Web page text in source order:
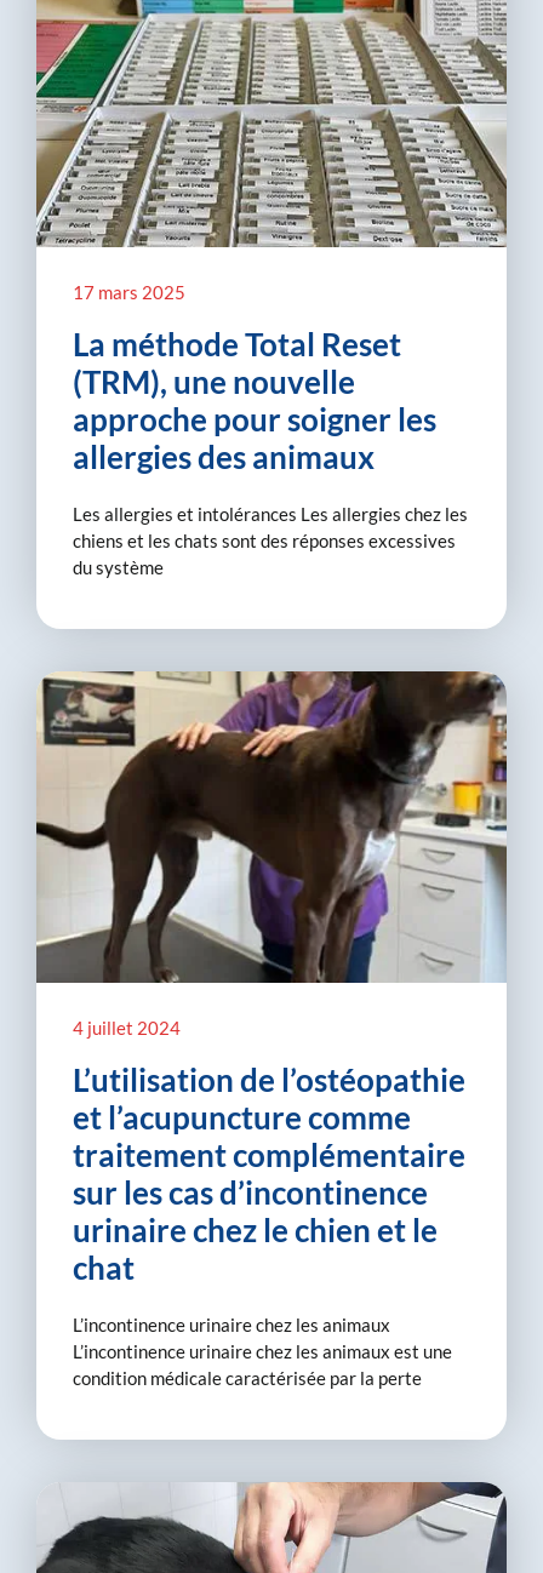
17 mars 2025
La méthode Total Reset
(TRM), une nouvelle
approche pour soigner les
allergies des animaux
Les allergies et intolérances Les allergies chez les
chiens et les chats sont des réponses excessives
du système
4 juillet 2024
L’utilisation de l’ostéopathie
et l’acupuncture comme
traitement complémentaire
sur les cas d’incontinence
urinaire chez le chien et le
chat
L’incontinence urinaire chez les animaux
L’incontinence urinaire chez les animaux est une
condition médicale caractérisée par la perte